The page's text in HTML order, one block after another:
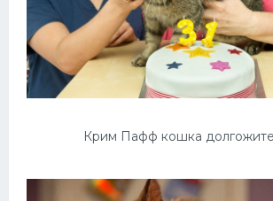
Крим Пафф кошка